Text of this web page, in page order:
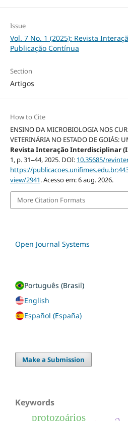
Issue
Vol. 7 No. 1 (2025): Revista
Publicação Contínua
Section
Artigos
How to Cite
ENSINO DA MICROBIOLOGIA NOS
VETERINÁRIA NO ESTADO DE GOIÁS:
Revista Interação Interdisciplinar
1, p. 31–44, 2025. DOI: 10.35685/
https://
view/2941. Acesso em: 6 aug. 2026.
More Citation Formats
Open Journal Systems
Português (Brasil)
English
Español (España)
Make a Submission
Keywords
protozoários